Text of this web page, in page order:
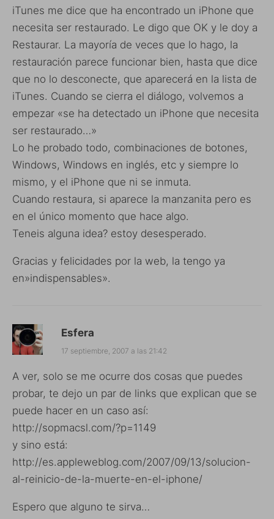
iTunes me dice que ha encontrado un iPhone que
necesita ser restaurado. Le digo que OK y le doy a
Restaurar. La mayoría de veces que lo hago, la
restauración parece funcionar bien, hasta que dice
que no lo desconecte, que aparecerá en la lista de
iTunes. Cuando se cierra el diálogo, volvemos a
empezar «se ha detectado un iPhone que necesita
ser restaurado…»
Lo he probado todo, combinaciones de botones,
Windows, Windows en inglés, etc y siempre lo
mismo, y el iPhone que ni se inmuta.
Cuando restaura, si aparece la manzanita pero es
en el único momento que hace algo.
Teneis alguna idea? estoy desesperado.
Gracias y felicidades por la web, la tengo ya
en»indispensables».
Esfera
17 septiembre, 2007 a las 21:42
A ver, solo se me ocurre dos cosas que puedes
probar, te dejo un par de links que explican que se
puede hacer en un caso así:
http://sopmacsl.com/?p=1149
y sino está:
http://es.appleweblog.com/2007/09/13/solucion-
al-reinicio-de-la-muerte-en-el-iphone/
Espero que alguno te sirva…